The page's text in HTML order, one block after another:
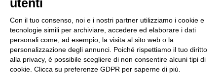
utenti
Con il tuo consenso, noi e i nostri partner utilizziamo i cookie e
tecnologie simili per archiviare, accedere ed elaborare i dati
personali come, ad esempio, la visita al sito web o la
personalizzazione degli annunci. Poiché rispettiamo il tuo diritto
alla privacy, è possibile scegliere di non consentire alcuni tipi di
cookie. Clicca su preferenze GDPR per saperne di più.